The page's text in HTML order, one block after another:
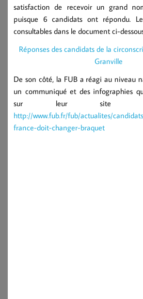
satisfaction de recevoir un grand
puisque 6 candidats ont répondu.
consultables dans le document ci-
Réponses des candidats de la
Granville
De son côté, la FUB a réagi au niveau
un communiqué et des infographies
sur leur site
http://www.fub.fr/fub/actualites/
france-doit-changer-braquet